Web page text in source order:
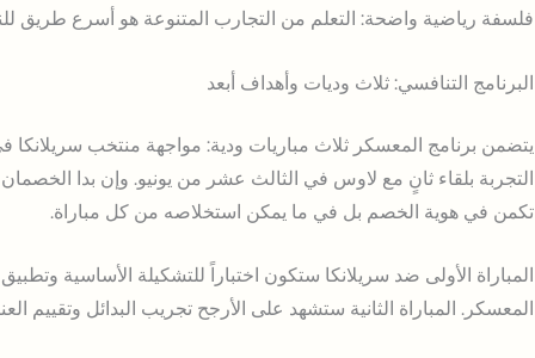
فلسفة رياضية واضحة: التعلم من التجارب المتنوعة هو أسرع طريق
البرنامج التنافسي: ثلاث وديات وأهداف أبعد
يتضمن برنامج المعسكر ثلاث مباريات ودية: مواجهة منتخب
التجربة بلقاء ثانٍ مع لاوس في الثالث عشر من يونيو. وإن بدا
تكمن في هوية الخصم بل في ما يمكن استخلاصه من كل مباراة.
المباراة الأولى ضد سريلانكا ستكون اختباراً للتشكيلة الأساسية
المعسكر. المباراة الثانية ستشهد على الأرجح تجريب البدائل وتقييم